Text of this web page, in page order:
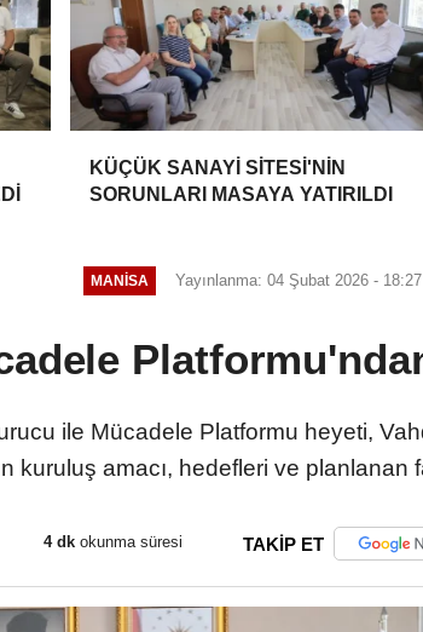
KÜÇÜK SANAYİ SİTESİ'NİN
SORUNLARI MASAYA YATIRILDI
MANİSA Yayınlanma: 04 Şubat 2026 - 18:27
ile Mücadele Platformu heyeti,
kuruluş amacı, hedefleri ve planlanan
4 dk okunma süresi TAKİP ET